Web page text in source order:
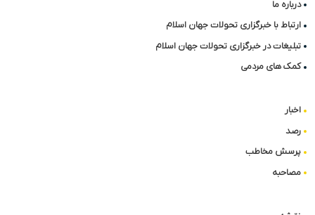
درباره ما
ارتباط با خبرگزاری تحولات جهان اسلام
تبلیغات در خبرگزاری تحولات جهان اسلام
کمک های مردمی
اخبار
رصد
پرسش مخاطب
مصاحبه